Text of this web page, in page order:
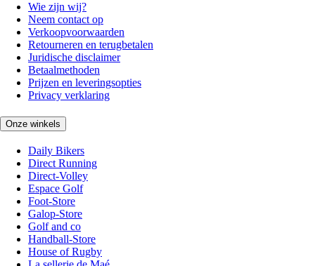
Wie zijn wij?
Neem contact op
Verkoopvoorwaarden
Retourneren en terugbetalen
Juridische disclaimer
Betaalmethoden
Prijzen en leveringsopties
Privacy verklaring
Onze winkels
Daily Bikers
Direct Running
Direct-Volley
Espace Golf
Foot-Store
Galop-Store
Golf and co
Handball-Store
House of Rugby